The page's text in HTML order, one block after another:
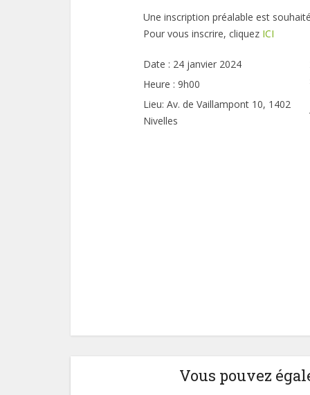
Une inscription préalable est
Pour vous inscrire, cliquez ICI
Date : 24 janvier 2024
Heure : 9h00
Lieu: Av. de Vaillampont 10, 1402
Nivelles
Vous pouvez